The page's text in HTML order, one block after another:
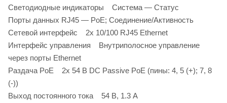
Светодиодные индикаторы Система — Статус
Порты данных RJ45 — PoE; Соединение/Активность
Сетевой интерфейс 2х 10/100 RJ45 Ethernet
Интерфейс управления Внутриполосное управление
через порты Ethernet
Раздача PoE 2х 54 В DC Passive PoE (пины: 4, 5 (+); 7, 8
(-))
Выход постоянного тока 54 В, 1.3 А